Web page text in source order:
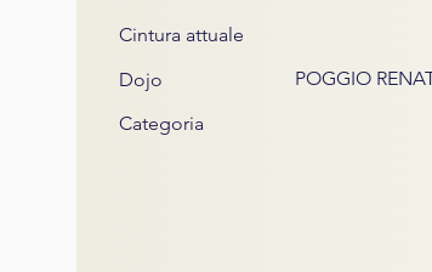
Cintura attuale
Dojo
Categoria
POGGIO